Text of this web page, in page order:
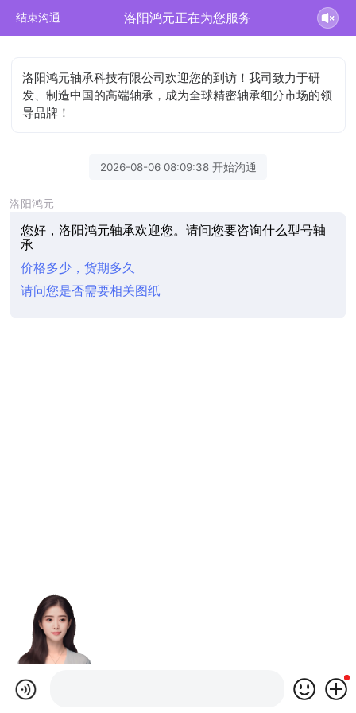
结束沟通 洛阳鸿元正在为您服务
洛阳鸿元轴承科技有限公司欢迎您的到访！我司致力于研
发、制造中国的高端轴承，成为全球精密轴承细分市场的领
导品牌！
2026-08-06 08:09:38 开始沟通
洛阳鸿元
您好，洛阳鸿元轴承欢迎您。请问您要咨询什么型号轴
承
价格多少，货期多久
请问您是否需要相关图纸